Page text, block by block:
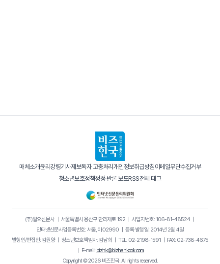
매체소개윤리강령기사제보독자 고충처리 개인정보취급방침이메일무단수집거부
청소년보호정책정정·반론 보도RSS전체 태그
(주)일요신문사｜ 서울특별시 용산구 만리재로 192｜ 사업자번호: 106-81-48524｜
인터넷신문사업등록번호: 서울, 아02990
등록·발행일: 2014년 2월 4일
발행인/편집인: 김원양｜ 청소년보호책임자: 김남희 TEL: 02-2198-1591
FAX: 02-738-4675
E-mail: bizhk@bizhankook.com
Copyright © 2026 비즈한국. All rights reserved.